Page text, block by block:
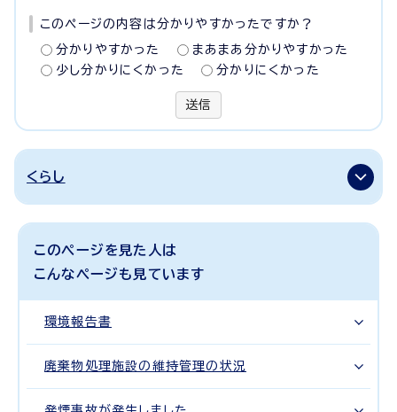
このページの内容は分かりやすかったですか？
分かりやすかった
まあまあ分かりやすかった
少し分かりにくかった
分かりにくかった
送信
くらし
このページを見た人は
こんなページも見ています
環境報告書
廃棄物処理施設の維持管理の状況